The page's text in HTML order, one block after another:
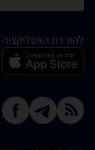
להורדת האפליקציה